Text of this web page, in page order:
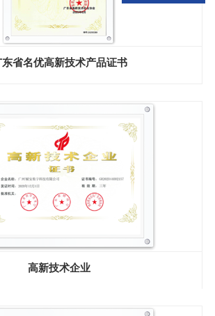
东省名优高新技术产品证书
高新技术企业